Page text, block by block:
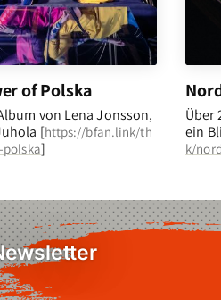
of Polska
von Lena Jonsson,
[https://bfan.link/th
]
Über
ein
k/